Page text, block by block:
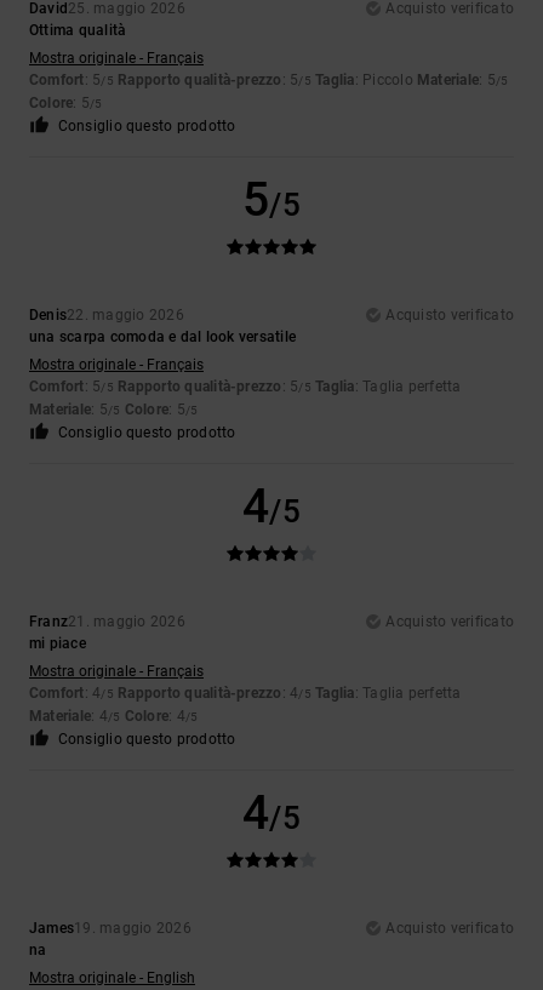
David 25. maggio 2026
Acquisto verificato
Ottima qualità
Mostra originale - Français
Comfort: 5/5 Rapporto qualità-prezzo : 5/5 Taglia: Piccolo Materiale: 5/5
Colore: 5/5
Consiglio questo prodotto
5/5
Denis22. maggio 2026
Acquisto verificato
una scarpa comoda e dal look versatile
Mostra originale - Français
Comfort: 5/5 Rapporto qualità-prezzo : 5/5 Taglia: Taglia perfetta
Materiale: 5/5 Colore: 5/5
Consiglio questo prodotto
4/5
Franz21. maggio 2026
Acquisto verificato
mi piace
Mostra originale - Français
Comfort: 4/5 Rapporto qualità-prezzo : 4/5 Taglia: Taglia perfetta
Materiale: 4/5 Colore: 4/5
Consiglio questo prodotto
4/5
James19. maggio 2026
Acquisto verificato
na
Mostra originale - English